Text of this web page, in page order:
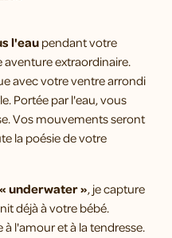
l'eaupendant votre
aventure extraordinaire.
avec votre ventre arrondi
Portée par l'eau, vous
Vos mouvements seront
la poésie de votre
underwater », je capture
déjà à votre bébé.
l'amour et à la tendresse.